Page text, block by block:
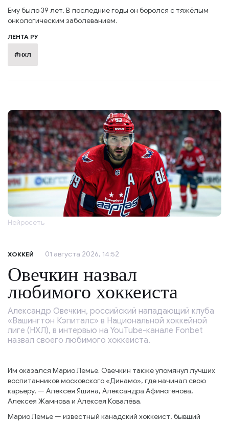
Ему было 39 лет. В последние годы он боролся с тяжёлым
онкологическим заболеванием.
ЛЕНТА РУ
#нхл
Нейросеть
ХОККЕЙ 01 августа 2026, 14:52
Овечкин назвал
любимого хоккеиста
Александр Овечкин, российский нападающий клуба
«Вашингтон Кэпиталс» в Национальной хоккейной
лиге (НХЛ), в интервью на YouTube-канале Fonbet
назвал своего любимого хоккеиста.
Им оказался Марио Лемье. Овечкин также упомянул лучших
воспитанников московского «Динамо», где начинал свою
карьеру, — Алексея Яшина, Александра Афиногенова,
Алексея Жамнова и Алексея Ковалёва.
Марио Лемье — известный канадский хоккеист, бывший